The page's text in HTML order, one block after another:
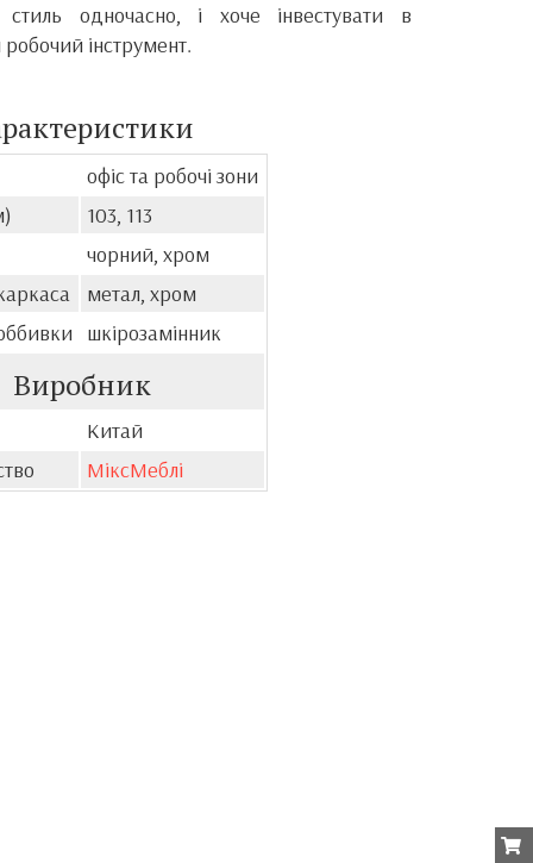
стиль одночасно, і хоче інвестувати в
інструмент.
офіс та робочі зони
103, 113
чорний, хром
метал, хром
шкірозамінник
Виробник
Китай
МіксМеблі